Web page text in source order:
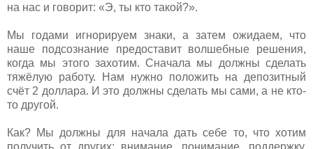
на нас и говорит: «Э, ты кто такой?».
Мы годами игнорируем знаки, а затем ожидаем, что
наше подсознание предоставит волшебные решения,
когда мы этого захотим. Сначала мы должны сделать
тяжёлую работу. Нам нужно положить на депозитный
счёт 2 доллара. И это должны сделать мы сами, а не кто-
то другой.
Как? Мы должны для начала дать себе то, что хотим
получить от других: внимание, понимание, поддержку,